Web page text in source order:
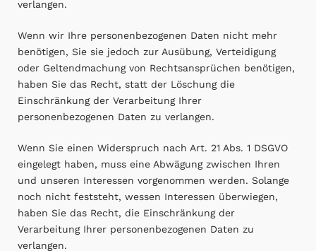
verlangen.
Wenn wir Ihre personenbezogenen Daten nicht mehr
benötigen, Sie sie jedoch zur Ausübung, Verteidigung
oder Geltendmachung von Rechtsansprüchen benötigen,
haben Sie das Recht, statt der Löschung die
Einschränkung der Verarbeitung Ihrer
personenbezogenen Daten zu verlangen.
Wenn Sie einen Widerspruch nach Art. 21 Abs. 1 DSGVO
eingelegt haben, muss eine Abwägung zwischen Ihren
und unseren Interessen vorgenommen werden. Solange
noch nicht feststeht, wessen Interessen überwiegen,
haben Sie das Recht, die Einschränkung der
Verarbeitung Ihrer personenbezogenen Daten zu
verlangen.